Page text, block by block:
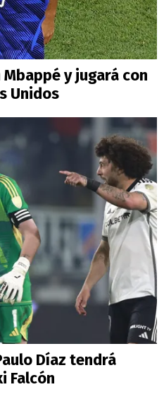
y jugará con
Unidos
Díaz tendrá
Falcón